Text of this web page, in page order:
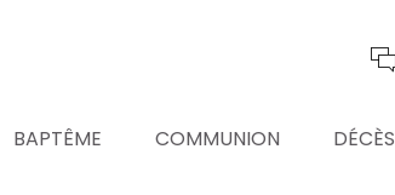
BAPTÊME COMMUNION DÉCÈS